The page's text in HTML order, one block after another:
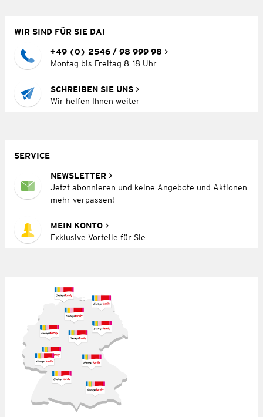
WIR SIND FÜR SIE DA!
+49 (0) 2546 / 98 999 98
Montag bis Freitag 8–18 Uhr
SCHREIBEN SIE UNS
Wir helfen Ihnen weiter
SERVICE
NEWSLETTER
Jetzt abonnieren und keine Angebote und Aktionen
mehr verpassen!
MEIN KONTO
Exklusive Vorteile für Sie